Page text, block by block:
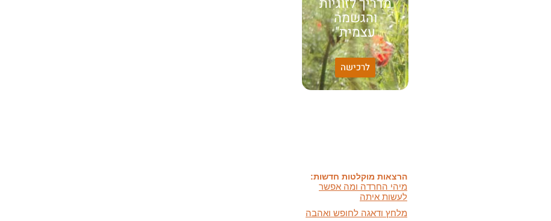
והגשמה
עצמית"
לרכישההאמונה שלי:
שונות היא שפע של אפשרויות,
עד שנותנים לה שם וקוראים
לעשות איתה
מלחץ ודאגה לחופש ואהבה
ועוד